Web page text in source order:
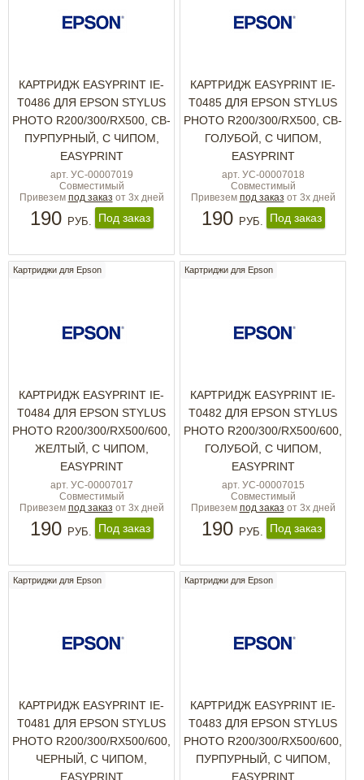
КАРТРИДЖ EASYPRINT IE-
T0486 ДЛЯ EPSON STYLUS
PHOTO R200/300/RX500, СВ-
ПУРПУРНЫЙ, С ЧИПОМ,
EASYPRINT
арт. УС-00007019
Совместимый
Привезем под заказ от 3х дней
190 РУБ. Под заказ
КАРТРИДЖ EASYPRINT IE-
T0485 ДЛЯ EPSON STYLUS
PHOTO R200/300/RX500, СВ-
ГОЛУБОЙ, С ЧИПОМ,
EASYPRINT
арт. УС-00007018
Совместимый
Привезем под заказ от 3х дней
190 РУБ. Под заказ
Картриджи для Epson
КАРТРИДЖ EASYPRINT IE-
T0484 ДЛЯ EPSON STYLUS
PHOTO R200/300/RX500/600,
ЖЕЛТЫЙ, С ЧИПОМ,
EASYPRINT
арт. УС-00007017
Совместимый
Привезем под заказ от 3х дней
190 РУБ. Под заказ
Картриджи для Epson
КАРТРИДЖ EASYPRINT IE-
T0482 ДЛЯ EPSON STYLUS
PHOTO R200/300/RX500/600,
ГОЛУБОЙ, С ЧИПОМ,
EASYPRINT
арт. УС-00007015
Совместимый
Привезем под заказ от 3х дней
190 РУБ. Под заказ
Картриджи для Epson
КАРТРИДЖ EASYPRINT IE-
T0481 ДЛЯ EPSON STYLUS
PHOTO R200/300/RX500/600,
ЧЕРНЫЙ, С ЧИПОМ,
EASYPRINT
Картриджи для Epson
КАРТРИДЖ EASYPRINT IE-
T0483 ДЛЯ EPSON STYLUS
PHOTO R200/300/RX500/600,
ПУРПУРНЫЙ, С ЧИПОМ,
EASYPRINT